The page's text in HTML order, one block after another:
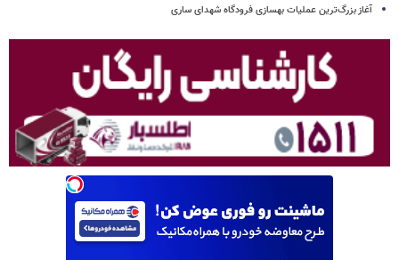
آغاز بزرگ‌ترین عملیات بهسازی فرودگاه شهدای ساری